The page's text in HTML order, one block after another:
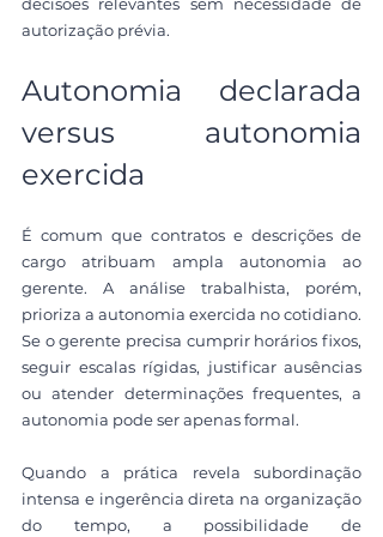
decisões relevantes sem necessidade de
autorização prévia.
Autonomia declarada
versus autonomia
exercida
É comum que contratos e descrições de
cargo atribuam ampla autonomia ao
gerente. A análise trabalhista, porém,
prioriza a autonomia exercida no cotidiano.
Se o gerente precisa cumprir horários fixos,
seguir escalas rígidas, justificar ausências
ou atender determinações frequentes, a
autonomia pode ser apenas formal.
Quando a prática revela subordinação
intensa e ingerência direta na organização
do tempo, a possibilidade de